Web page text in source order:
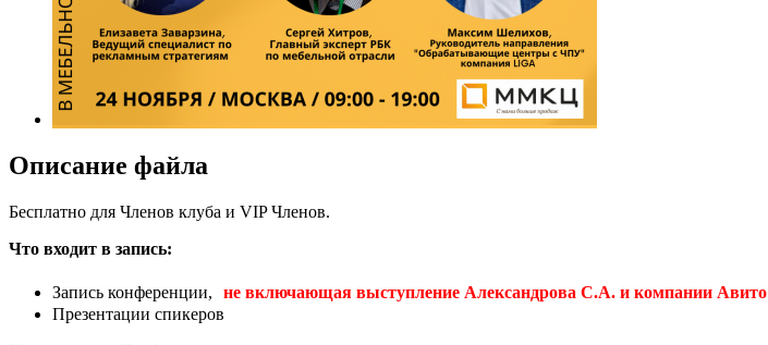
Описание файла
Бесплатно для Членов клуба и VIP Членов.
Что входит в запись:
Запись конференции,
не включающая выступление Александрова С.А. и компании Авито
Презентации спикеров